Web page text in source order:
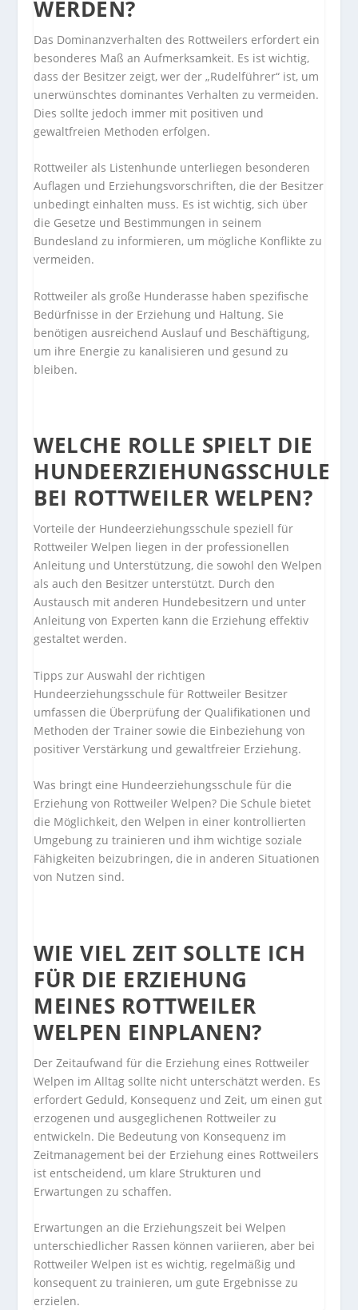
WERDEN?
Das Dominanzverhalten des Rottweilers erfordert ein
besonderes Maß an Aufmerksamkeit. Es ist wichtig,
dass der Besitzer zeigt, wer der „Rudelführer“ ist, um
unerwünschtes dominantes Verhalten zu vermeiden.
Dies sollte jedoch immer mit positiven und
gewaltfreien Methoden erfolgen.
Rottweiler als Listenhunde unterliegen besonderen
Auflagen und Erziehungsvorschriften, die der Besitzer
unbedingt einhalten muss. Es ist wichtig, sich über
die Gesetze und Bestimmungen in seinem
Bundesland zu informieren, um mögliche Konflikte zu
vermeiden.
Rottweiler als große Hunderasse haben spezifische
Bedürfnisse in der Erziehung und Haltung. Sie
benötigen ausreichend Auslauf und Beschäftigung,
um ihre Energie zu kanalisieren und gesund zu
bleiben.
WELCHE ROLLE SPIELT DIE
HUNDEERZIEHUNGSSCHULE
BEI ROTTWEILER WELPEN?
Vorteile der Hundeerziehungsschule speziell für
Rottweiler Welpen liegen in der professionellen
Anleitung und Unterstützung, die sowohl den Welpen
als auch den Besitzer unterstützt. Durch den
Austausch mit anderen Hundebesitzern und unter
Anleitung von Experten kann die Erziehung effektiv
gestaltet werden.
Tipps zur Auswahl der richtigen
Hundeerziehungsschule für Rottweiler Besitzer
umfassen die Überprüfung der Qualifikationen und
Methoden der Trainer sowie die Einbeziehung von
positiver Verstärkung und gewaltfreier Erziehung.
Was bringt eine Hundeerziehungsschule für die
Erziehung von Rottweiler Welpen? Die Schule bietet
die Möglichkeit, den Welpen in einer kontrollierten
Umgebung zu trainieren und ihm wichtige soziale
Fähigkeiten beizubringen, die in anderen Situationen
von Nutzen sind.
WIE VIEL ZEIT SOLLTE ICH
FÜR DIE ERZIEHUNG
MEINES ROTTWEILER
WELPEN EINPLANEN?
Der Zeitaufwand für die Erziehung eines Rottweiler
Welpen im Alltag sollte nicht unterschätzt werden. Es
erfordert Geduld, Konsequenz und Zeit, um einen gut
erzogenen und ausgeglichenen Rottweiler zu
entwickeln. Die Bedeutung von Konsequenz im
Zeitmanagement bei der Erziehung eines Rottweilers
ist entscheidend, um klare Strukturen und
Erwartungen zu schaffen.
Erwartungen an die Erziehungszeit bei Welpen
unterschiedlicher Rassen können variieren, aber bei
Rottweiler Welpen ist es wichtig, regelmäßig und
konsequent zu trainieren, um gute Ergebnisse zu
erzielen.